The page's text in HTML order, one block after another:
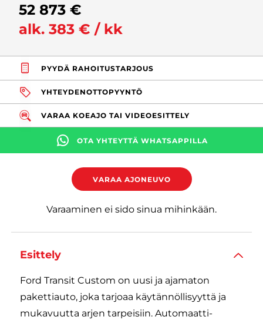
52 873 €
alk. 383 € / kk
PYYDÄ RAHOITUSTARJOUS
YHTEYDENOTTOPYYNTÖ
VARAA KOEAJO TAI VIDEOESITTELY
OTA YHTEYTTÄ WHATSAPPILLA
VARAA AJONEUVO
Varaaminen ei sido sinua mihinkään.
Esittely
Ford Transit Custom on uusi ja ajamaton
pakettiauto, joka tarjoaa käytännöllisyyttä ja
mukavuutta arjen tarpeisiin. Automaatti-